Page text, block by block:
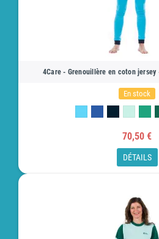
4Care - Grenouillère en coton jersey
En stock
70,50 €
DÉTAILS